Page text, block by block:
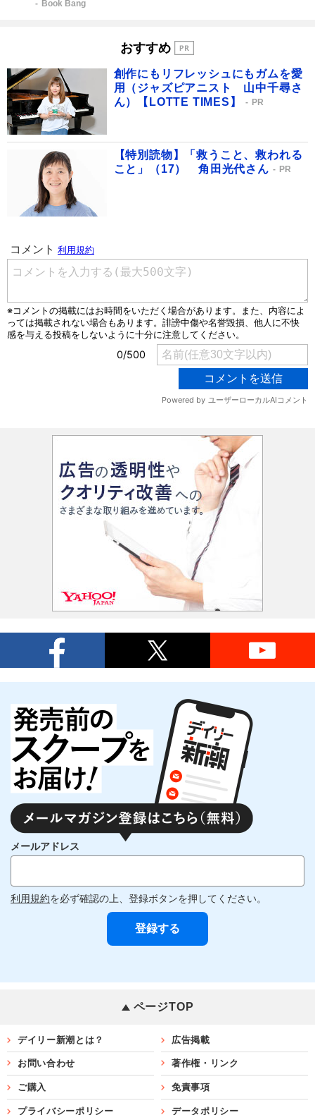
Book Bang
おすすめ
創作にもリフレッシュにもガムを愛
用（ジャズピアニスト 山中千尋さ
ん）【LOTTE TIMES】
PR
【特別読物】「救うこと、救われる
こと」（17） 角田光代さん
PR
メールアドレス
利用規約を必ず確認の上、登録ボタンを押してください。
ページTOP
デイリー新潮とは？ 広告掲載
お問い合わせ 著作権・リンク
ご購入 免責事項
プライバシーポリシー データポリシー